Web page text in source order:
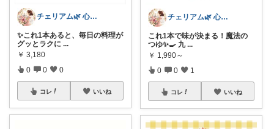
チェリアム🌿‬ 心地よい暮らし
✨これ1本あると、毎日の料理が
グッとラクに ...
￥ 3,180
0 0 0
コレ いいね
チェリアム🌿‬ 心地よい暮らし
これ1本で味が決まる！魔法の
つゆ✨🍳 九 ...
￥ 1,990～
0 0 1
コレ いいね